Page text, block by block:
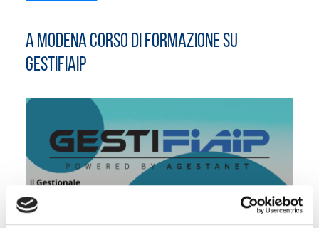
A Modena corso di formazione su
GestiFIAIP